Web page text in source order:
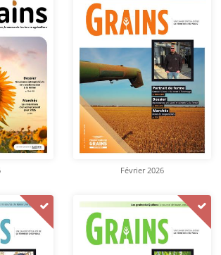
Février 2026